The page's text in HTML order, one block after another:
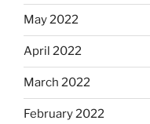
May 2022
April 2022
March 2022
February 2022